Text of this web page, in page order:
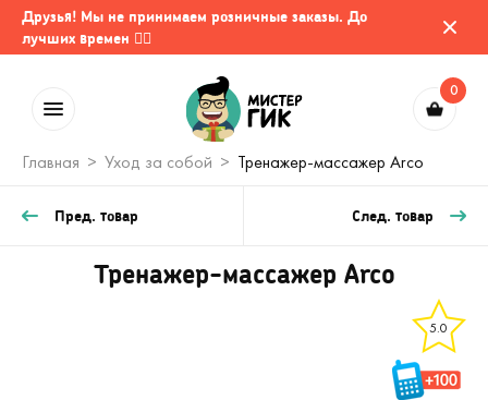
Друзья! Мы не принимаем розничные заказы. До
лучших времен 🤷‍♂️
0
Главная Уход за собой Тренажер-массажер Arco
Пред. товар След. товар
Тренажер-массажер Arco
5.0